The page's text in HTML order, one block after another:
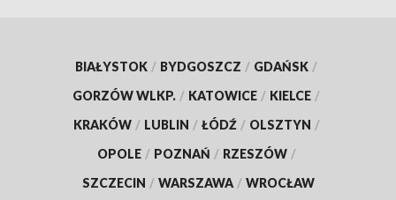
BIAŁYSTOK / BYDGOSZCZ / GDAŃSK /
GORZÓW WLKP. / KATOWICE / KIELCE /
KRAKÓW / LUBLIN / ŁÓDŹ / OLSZTYN /
OPOLE / POZNAŃ / RZESZÓW /
SZCZECIN / WARSZAWA / WROCŁAW